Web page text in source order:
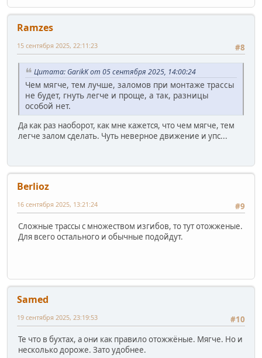
Ramzes
#8
15 сентября 2025, 22:11:23
Цитата: GarikK от 05 сентября 2025, 14:00:24
Чем мягче, тем лучше, заломов при монтаже трассы
не будет, гнуть легче и проще, а так, разницы
особой нет.
Да как раз наоборот, как мне кажется, что чем мягче, тем
легче залом сделать. Чуть неверное движение и упс...
Berlioz
#9
16 сентября 2025, 13:21:24
Сложные трассы с множеством изгибов, то тут отожженые.
Для всего остального и обычные подойдут.
Samed
#10
19 сентября 2025, 23:19:53
Те что в бухтах, а они как правило отожжёные. Мягче. Но и
несколько дороже. Зато удобнее.